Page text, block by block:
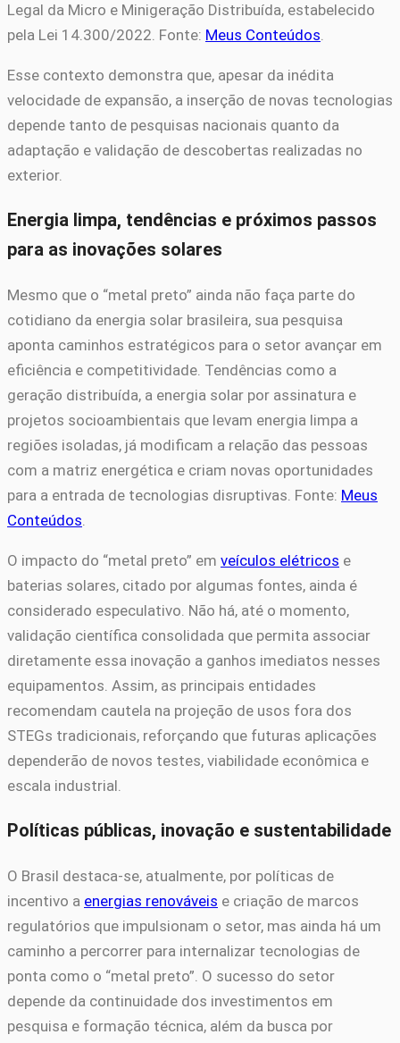
Legal da Micro e Minigeração Distribuída, estabelecido
pela Lei 14.300/2022. Fonte: Meus Conteúdos.
Esse contexto demonstra que, apesar da inédita
velocidade de expansão, a inserção de novas tecnologias
depende tanto de pesquisas nacionais quanto da
adaptação e validação de descobertas realizadas no
exterior.
Energia limpa, tendências e próximos passos
para as inovações solares
Mesmo que o “metal preto” ainda não faça parte do
cotidiano da energia solar brasileira, sua pesquisa
aponta caminhos estratégicos para o setor avançar em
eficiência e competitividade. Tendências como a
geração distribuída, a energia solar por assinatura e
projetos socioambientais que levam energia limpa a
regiões isoladas, já modificam a relação das pessoas
com a matriz energética e criam novas oportunidades
para a entrada de tecnologias disruptivas. Fonte: Meus
Conteúdos.
O impacto do “metal preto” em veículos elétricos e
baterias solares, citado por algumas fontes, ainda é
considerado especulativo. Não há, até o momento,
validação científica consolidada que permita associar
diretamente essa inovação a ganhos imediatos nesses
equipamentos. Assim, as principais entidades
recomendam cautela na projeção de usos fora dos
STEGs tradicionais, reforçando que futuras aplicações
dependerão de novos testes, viabilidade econômica e
escala industrial.
Políticas públicas, inovação e sustentabilidade
O Brasil destaca-se, atualmente, por políticas de
incentivo a energias renováveis e criação de marcos
regulatórios que impulsionam o setor, mas ainda há um
caminho a percorrer para internalizar tecnologias de
ponta como o “metal preto”. O sucesso do setor
depende da continuidade dos investimentos em
pesquisa e formação técnica, além da busca por